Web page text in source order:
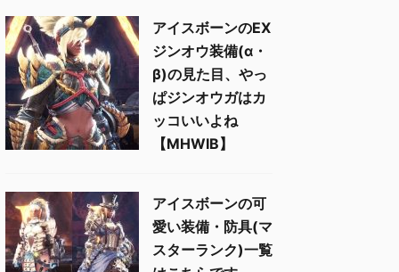
アイスボーンのEX
ジンオウ装備(α・
β)の見た目、やっ
ぱジンオウガはカ
ッコいいよね
【MHWIB】
アイスボーンの可
愛い装備・防具(マ
スターランク)一覧